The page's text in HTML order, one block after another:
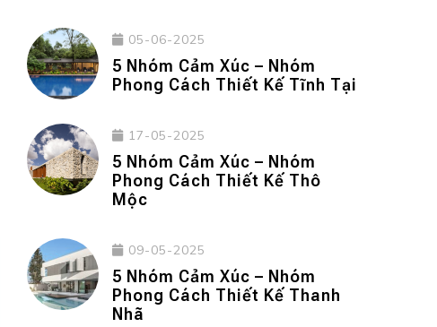
05-06-2025
5 Nhóm Cảm Xúc – Nhóm
Phong Cách Thiết Kế Tĩnh Tại
17-05-2025
5 Nhóm Cảm Xúc – Nhóm
Phong Cách Thiết Kế Thô
Mộc
09-05-2025
5 Nhóm Cảm Xúc – Nhóm
Phong Cách Thiết Kế Thanh
Nhã